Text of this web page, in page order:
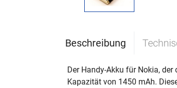
Beschreibung
Der Handy-Akku für Nokia,
Kapazität von 1450 mAh.